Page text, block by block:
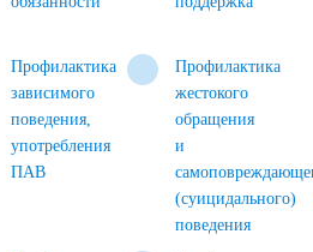
Профилактика
зависимого
поведения,
употребления
ПАВ
Профилактика
жестокого
обращения
и
(суицидального)
поведения